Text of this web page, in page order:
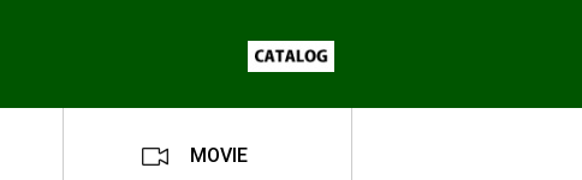
MOVIE